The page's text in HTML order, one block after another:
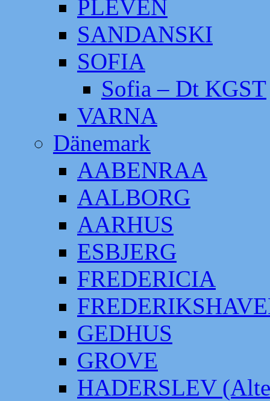
PLEVEN
SANDANSKI
SOFIA
Sofia – Dt KGST
VARNA
Dänemark
AABENRAA
AALBORG
AARHUS
ESBJERG
FREDERICIA
GEDHUS
GROVE
HADERSLEV